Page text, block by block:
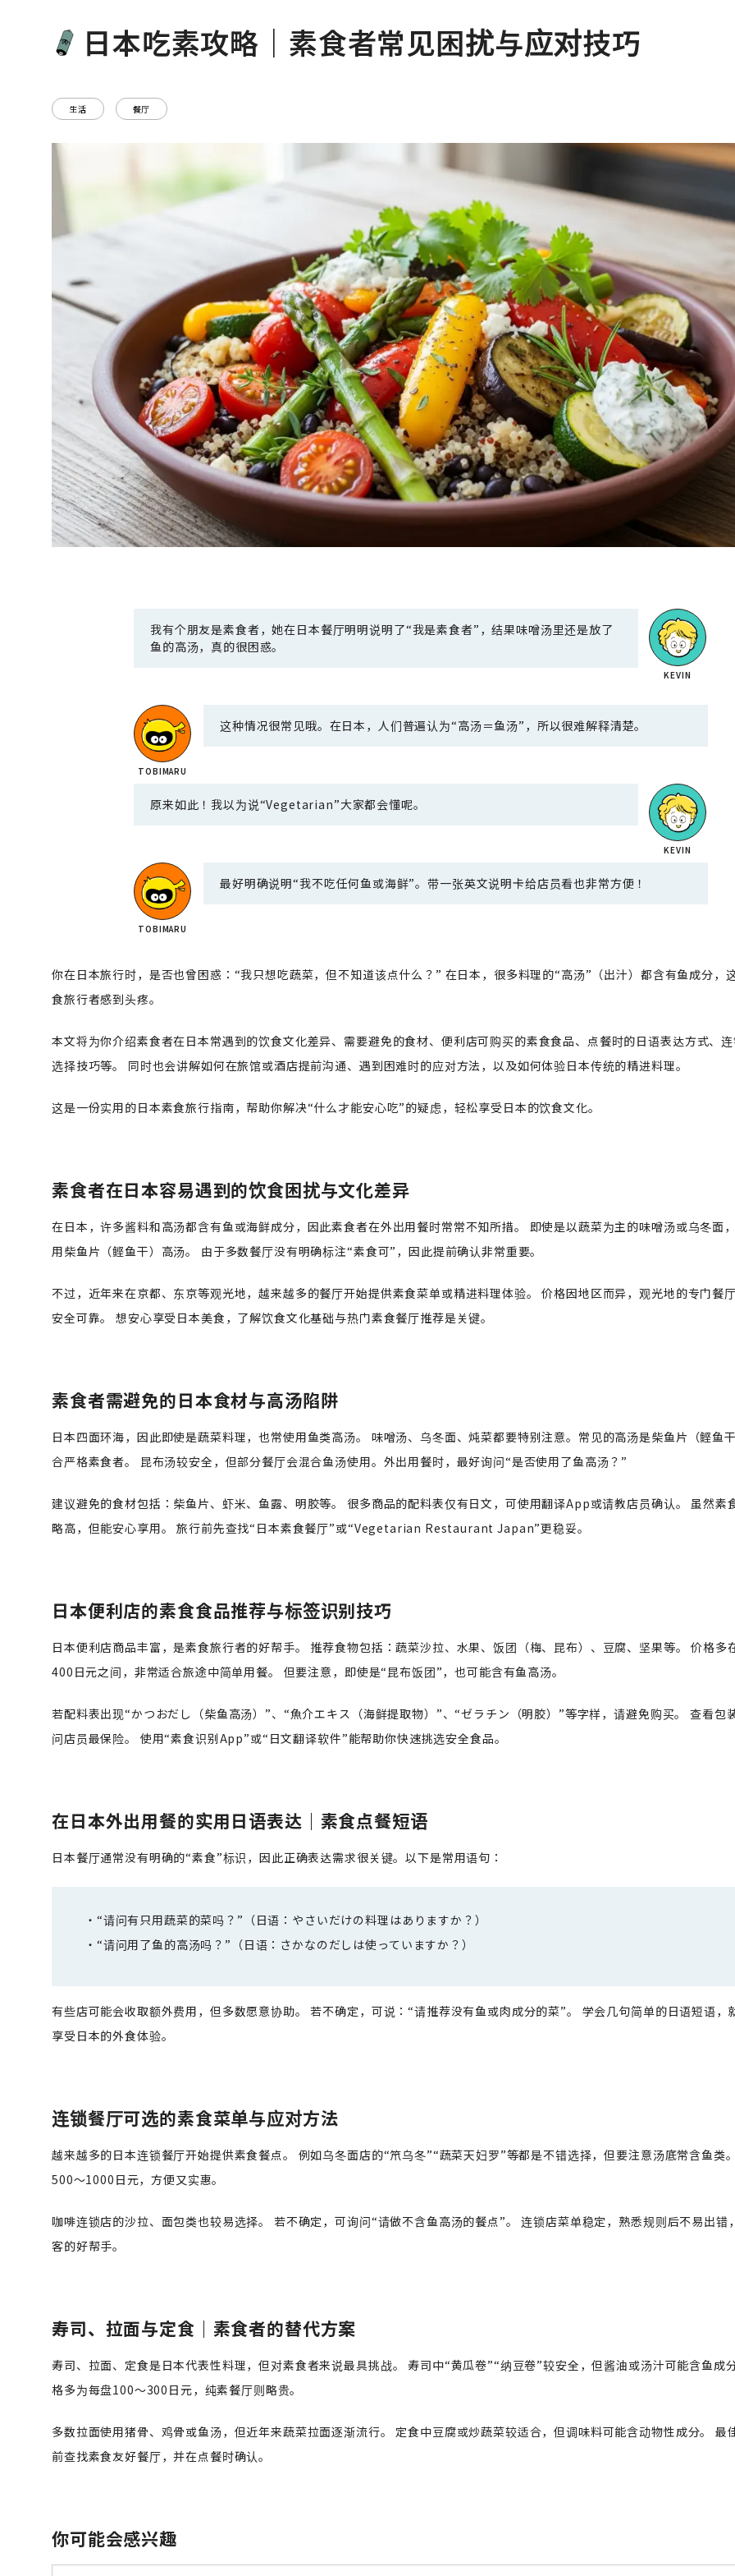
日本吃素攻略｜素食者常见困扰与应对技巧
生活 餐厅
我有个朋友是素食者，她在日本餐厅明明说明了“我是素食者”，结果味噌汤里还是放了
鱼的高汤，真的很困惑。
这种情况很常见哦。在日本，人们普遍认为“高汤＝鱼汤”，所以很难解释清楚。
原来如此！我以为说“Vegetarian”大家都会懂呢。
最好明确说明“我不吃任何鱼或海鲜”。带一张英文说明卡给店员看也非常方便！
你在日本旅行时，是否也曾困惑：“我只想吃蔬菜，但不知道该点什么？” 在日本，很多料理的“高汤”（出汁）都含有鱼成分，
食旅行者感到头疼。
本文将为你介绍素食者在日本常遇到的饮食文化差异、需要避免的食材、便利店可购买的素食食品、点餐时的日语表达方式、
选择技巧等。 同时也会讲解如何在旅馆或酒店提前沟通、遇到困难时的应对方法，以及如何体验日本传统的精进料理。
这是一份实用的日本素食旅行指南，帮助你解决“什么才能安心吃”的疑虑，轻松享受日本的饮食文化。
素食者在日本容易遇到的饮食困扰与文化差异
在日本，许多酱料和高汤都含有鱼或海鲜成分，因此素食者在外出用餐时常常不知所措。 即使是以蔬菜为主的味噌汤或乌冬面
用柴鱼片（鲣鱼干）高汤。 由于多数餐厅没有明确标注“素食可”，因此提前确认非常重要。
不过，近年来在京都、东京等观光地，越来越多的餐厅开始提供素食菜单或精进料理体验。 价格因地区而异，观光地的专门餐
安全可靠。 想安心享受日本美食，了解饮食文化基础与热门素食餐厅推荐是关键。
素食者需避免的日本食材与高汤陷阱
日本四面环海，因此即使是蔬菜料理，也常使用鱼类高汤。 味噌汤、乌冬面、炖菜都要特别注意。常见的高汤是柴鱼片（鲣鱼
合严格素食者。 昆布汤较安全，但部分餐厅会混合鱼汤使用。外出用餐时，最好询问“是否使用了鱼高汤？”
建议避免的食材包括：柴鱼片、虾米、鱼露、明胶等。 很多商品的配料表仅有日文，可使用翻译App或请教店员确认。 虽然素
略高，但能安心享用。 旅行前先查找“日本素食餐厅”或“Vegetarian Restaurant Japan”更稳妥。
日本便利店的素食食品推荐与标签识别技巧
日本便利店商品丰富，是素食旅行者的好帮手。 推荐食物包括：蔬菜沙拉、水果、饭团（梅、昆布）、豆腐、坚果等。 价格多
400日元之间，非常适合旅途中简单用餐。 但要注意，即使是“昆布饭团”，也可能含有鱼高汤。
若配料表出现“かつおだし（柴鱼高汤）”、“魚介エキス（海鲜提取物）”、“ゼラチン（明胶）”等字样，请避免购买。 查看包
问店员最保险。 使用“素食识别App”或“日文翻译软件”能帮助你快速挑选安全食品。
在日本外出用餐的实用日语表达｜素食点餐短语
日本餐厅通常没有明确的“素食”标识，因此正确表达需求很关键。以下是常用语句：
“请问有只用蔬菜的菜吗？”（日语：やさいだけの料理はありますか？）
“请问用了鱼的高汤吗？”（日语：さかなのだしは使っていますか？）
有些店可能会收取额外费用，但多数愿意协助。 若不确定，可说：“请推荐没有鱼或肉成分的菜”。 学会几句简单的日语短语，
享受日本的外食体验。
连锁餐厅可选的素食菜单与应对方法
越来越多的日本连锁餐厅开始提供素食餐点。 例如乌冬面店的“笊乌冬”“蔬菜天妇罗”等都是不错选择，但要注意汤底常含鱼类
500〜1000日元，方便又实惠。
咖啡连锁店的沙拉、面包类也较易选择。 若不确定，可询问“请做不含鱼高汤的餐点”。 连锁店菜单稳定，熟悉规则后不易出错
客的好帮手。
寿司、拉面与定食｜素食者的替代方案
寿司、拉面、定食是日本代表性料理，但对素食者来说最具挑战。 寿司中“黄瓜卷”“纳豆卷”较安全，但酱油或汤汁可能含鱼成
格多为每盘100〜300日元，纯素餐厅则略贵。
多数拉面使用猪骨、鸡骨或鱼汤，但近年来蔬菜拉面逐渐流行。 定食中豆腐或炒蔬菜较适合，但调味料可能含动物性成分。 最
前查找素食友好餐厅，并在点餐时确认。
你可能会感兴趣